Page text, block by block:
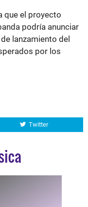
que el proyecto
podría anunciar
lanzamiento del
por los
Twitter